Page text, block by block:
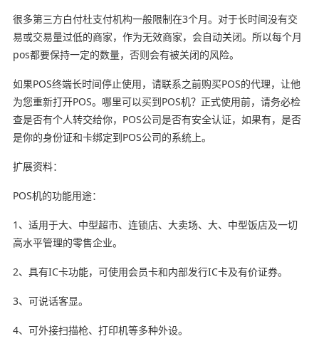
很多第三方白付杜支付机构一般限制在3个月。对于长时间没有交
易或交易量过低的商家，作为无效商家，会自动关闭。所以每个月
pos都要保持一定的数量，否则会有被关闭的风险。
如果POS终端长时间停止使用，请联系之前购买POS的代理，让他
为您重新打开POS。哪里可以买到POS机？正式使用前，请务必检
查是否有个人转交给你，POS公司是否有安全认证，如果有，是否
是你的身份证和卡绑定到POS公司的系统上。
扩展资料：
POS机的功能用途：
1、适用于大、中型超市、连锁店、大卖场、大、中型饭店及一切
高水平管理的零售企业。
2、具有IC卡功能，可使用会员卡和内部发行IC卡及有价证券。
3、可说话客显。
4、可外接扫描枪、打印机等多种外设。